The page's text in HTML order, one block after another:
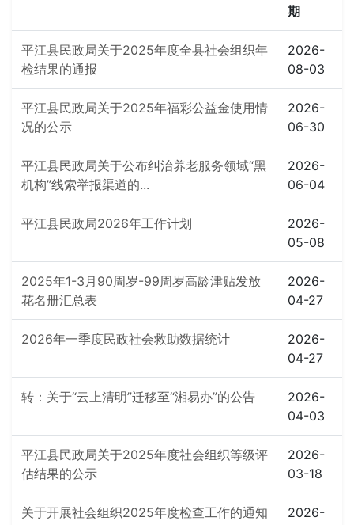
期
平江县民政局关于2025年度全县社会组织年
检结果的通报
2026-
08-03
平江县民政局关于2025年福彩公益金使用情
况的公示
2026-
06-30
平江县民政局关于公布纠治养老服务领域“黑
机构”线索举报渠道的...
2026-
06-04
平江县民政局2026年工作计划
2026-
05-08
2025年1-3月90周岁-99周岁高龄津贴发放
花名册汇总表
2026-
04-27
2026年一季度民政社会救助数据统计
2026-
04-27
转：关于“云上清明”迁移至“湘易办”的公告
2026-
04-03
平江县民政局关于2025年度社会组织等级评
估结果的公示
2026-
03-18
关于开展社会组织2025年度检查工作的通知
2026-